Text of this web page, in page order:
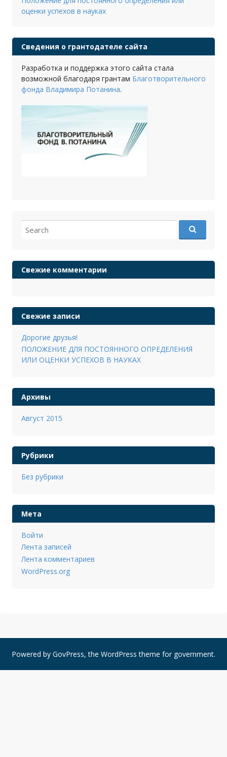
оценки успехов в науках
Сведения о грантодателе сайта
Разработка и поддержка этого сайта стала
возможной благодаря грантам Благотворительного
фонда Владимира Потанина.
for:
Свежие комментарии
Свежие записи
Дорогие друзья!
ПОЛОЖЕНИЕ ДЛЯ ПОСТОЯННОГО ОПРЕДЕЛЕНИЯ
ИЛИ ОЦЕНКИ УСПЕХОВ В НАУКАХ
Архивы
Август 2015
Рубрики
Без рубрики
Мета
Войти
Лента записей
Лента комментариев
WordPress.org
Powered by GovPress, the WordPress theme for government.